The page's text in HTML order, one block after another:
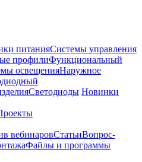
питанияСистемы управления
профилиФункциональный
освещенияНаружное
Светодиоды Новинки
вебинаровСтатьиВопрос-
Файлы и программы